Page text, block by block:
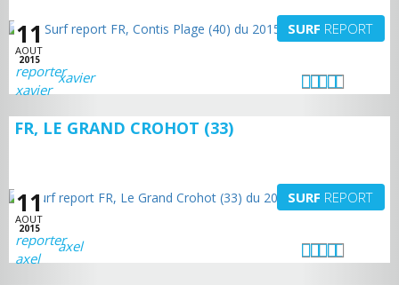
11
AOUT
2015
SURF REPORT
xavier
FR, LE GRAND CROHOT (33)
11
AOUT
2015
SURF REPORT
axel